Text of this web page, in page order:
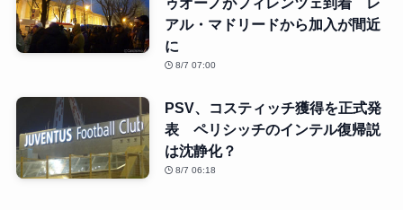
アル・マドリードから加入が間近
に
8/7 07:00
PSV、コスティッチ獲得を正式発
表 ペリシッチのインテル復帰説
は沈静化？
8/7 06:18